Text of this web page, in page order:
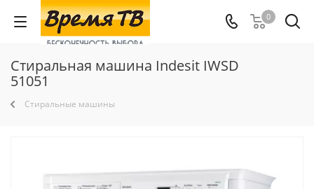
0
Стиральная машина Indesit IWSD
51051
Стиральные машины